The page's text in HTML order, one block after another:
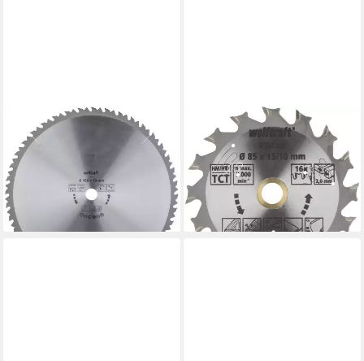
WOLFCRAFT
Kreissägeblatt Wolfcraft
Kreissägeblatt 450 mm 40
Zähne
lieferbar - in 2-3 Werktagen bei dir
WOLFCRAFT
Kreissägeblatt Wolfcraft
Kreissägeblatt Ø 85 mm
Bohrung Ø 15 mm
11,64 €
lieferbar - in 2-3 Werktagen bei dir